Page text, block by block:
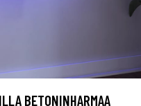
BETONINHARMAA